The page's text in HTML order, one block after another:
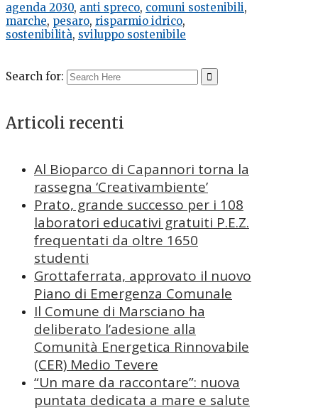
agenda 2030, anti spreco, comuni sostenibili,
marche, pesaro, risparmio idrico,
sostenibilità, sviluppo sostenibile
Search for:
Articoli recenti
Al Bioparco di Capannori torna la
rassegna ‘Creativambiente’
Prato, grande successo per i 108
laboratori educativi gratuiti P.E.Z.
frequentati da oltre 1650
studenti
Grottaferrata, approvato il nuovo
Piano di Emergenza Comunale
Il Comune di Marsciano ha
deliberato l’adesione alla
Comunità Energetica Rinnovabile
(CER) Medio Tevere
“Un mare da raccontare”: nuova
puntata dedicata a mare e salute